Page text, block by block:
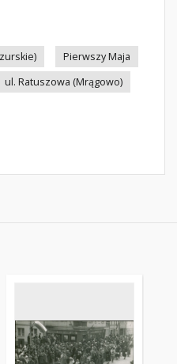
Pierwszy Maja
ul. Ratuszowa (Mrągowo)